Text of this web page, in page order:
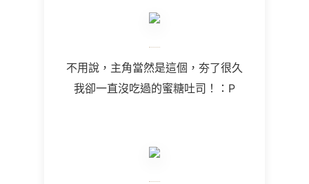
不用說，主角當然是這個，夯了很久
我卻一直沒吃過的蜜糖吐司！：P